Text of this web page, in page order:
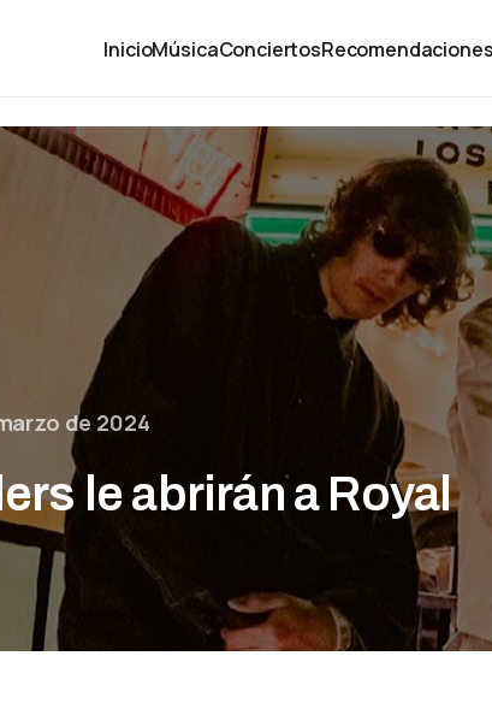
InicioMúsicaConciertosRecomendaciones
de 2024
le abrirán a Royal